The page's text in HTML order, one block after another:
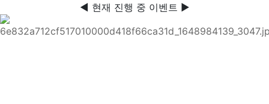
◀ 현재 진행 중 이벤트 ▶